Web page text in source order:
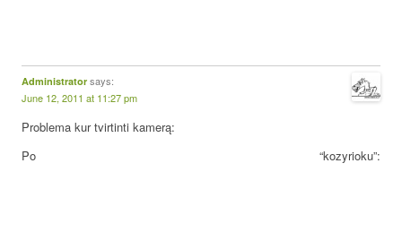
Administrator says:
June 12, 2011 at 11:27 pm
Problema kur tvirtinti kamerą:
Po “kozyrioku”: